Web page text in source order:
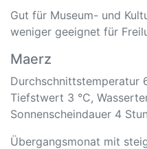
Gut für Museum- und
weniger geeignet für
Maerz
Durchschnittstemperatur
Tiefstwert 3 °C,
Sonnenscheindauer 4
Übergangsmonat mit